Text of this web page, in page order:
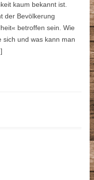
kaum bekannt ist.
der Bevölkerung
betroffen sein. Wie
sich und was kann man